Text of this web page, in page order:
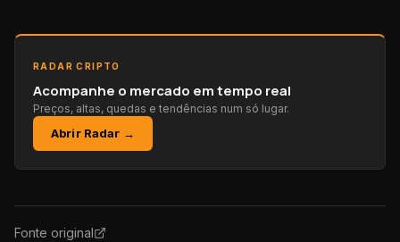
RADAR CRIPTO
Acompanhe o mercado em tempo real
Preços, altas, quedas e tendências num só lugar.
Abrir Radar →
Fonte original